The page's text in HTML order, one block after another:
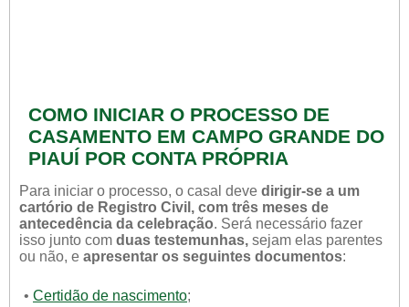
COMO INICIAR O PROCESSO DE
CASAMENTO EM CAMPO GRANDE DO
PIAUÍ POR CONTA PRÓPRIA
Para iniciar o processo, o casal deve dirigir-se a um
cartório de Registro Civil, com três meses de
antecedência da celebração. Será necessário fazer
isso junto com duas testemunhas, sejam elas parentes
ou não, e apresentar os seguintes documentos:
• Certidão de nascimento;